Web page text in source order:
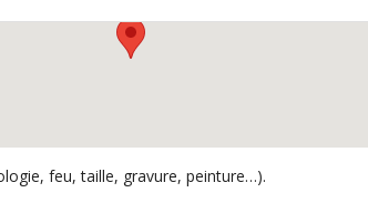
feu, taille, gravure, peinture…).